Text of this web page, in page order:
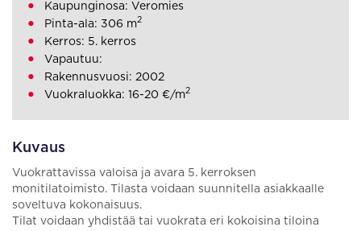
Kuvaus
Vuokrattavissa valoisa ja avara 5. kerroksen
monitilatoimisto. Tilasta voidaan suunnitella asiakkaalle
soveltuva kokonaisuus.
Tilat voidaan yhdistää tai vuokrata eri kokoisina tiloina
Kaupunginosa: Veromies
Pinta-ala: 306 m2
Kerros: 5. kerros
Vapautuu:
Rakennusvuosi: 2002
Vuokraluokka: 16-20 €/m2